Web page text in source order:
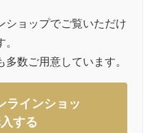
ショップでご覧いただけ
。
数ご用意しています。
ラインショッ
する